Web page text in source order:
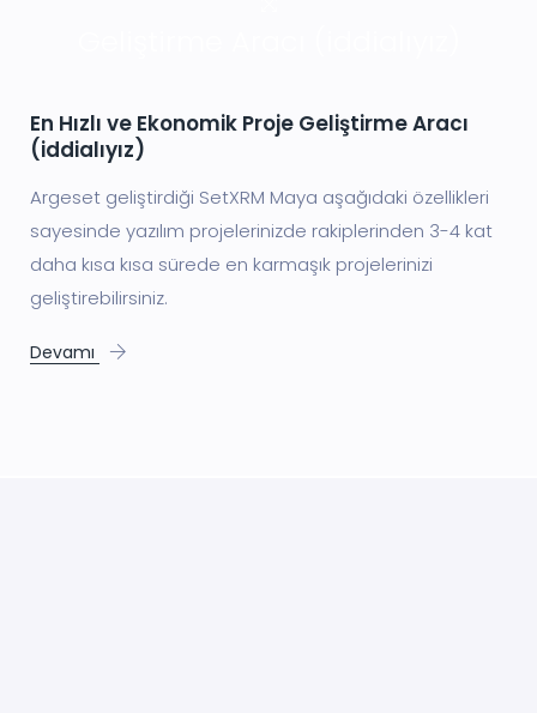
En Hızlı ve Ekonomik Proje Geliştirme Aracı
(iddialıyız)
Argeset geliştirdiği SetXRM Maya aşağıdaki özellikleri
sayesinde yazılım projelerinizde rakiplerinden 3-4 kat
daha kısa kısa sürede en karmaşık projelerinizi
geliştirebilirsiniz.
Devamı